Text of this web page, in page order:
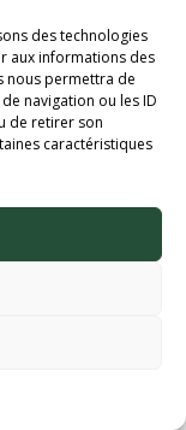
des technologies
aux informations des
nous permettra de
navigation ou les ID
de retirer son
caractéristiques
réservés.